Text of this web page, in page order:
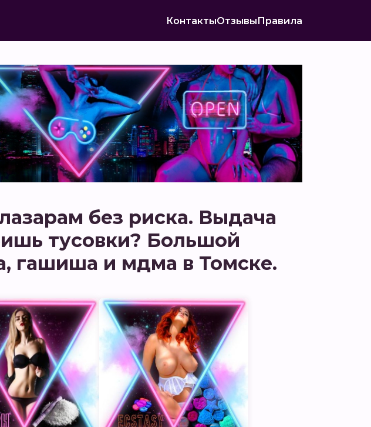
КонтактыОтзывыПравила
без риска. Выдача
тусовки? Большой
гашиша и мдма в Томске.